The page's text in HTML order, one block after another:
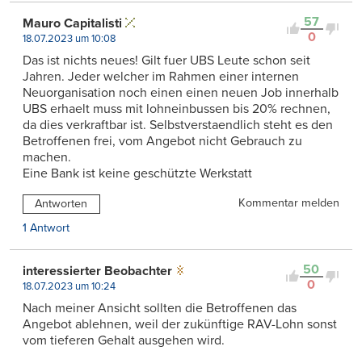
57
0
Mauro Capitalisti
18.07.2023 um 10:08
Das ist nichts neues! Gilt fuer UBS Leute schon seit
Jahren. Jeder welcher im Rahmen einer internen
Neuorganisation noch einen einen neuen Job innerhalb
UBS erhaelt muss mit lohneinbussen bis 20% rechnen,
da dies verkraftbar ist. Selbstverstaendlich steht es den
Betroffenen frei, vom Angebot nicht Gebrauch zu
machen.
Eine Bank ist keine geschützte Werkstatt
Antworten
Kommentar melden
1 Antwort
50
0
interessierter Beobachter
18.07.2023 um 10:24
Nach meiner Ansicht sollten die Betroffenen das
Angebot ablehnen, weil der zukünftige RAV-Lohn sonst
vom tieferen Gehalt ausgehen wird.